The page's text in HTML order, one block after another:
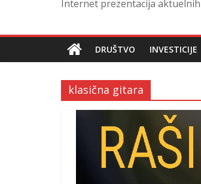
Internet prezentacija
DRUŠTVO INVESTICIJE
klasična gitara